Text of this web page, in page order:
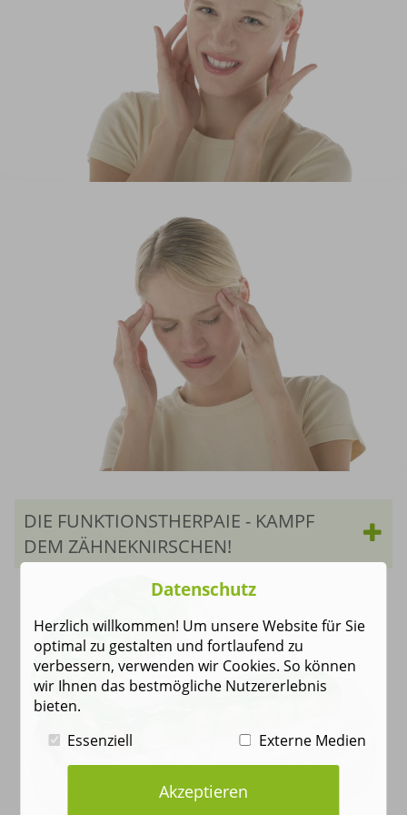
DIE FUNKTIONSTHERPAIE - KAMPF
DEM ZÄHNEKNIRSCHEN!
Datenschutz
Herzlich willkommen! Um unsere Website für Sie
optimal zu gestalten und fortlaufend zu
verbessern, verwenden wir Cookies. So können
wir Ihnen das bestmögliche Nutzererlebnis
bieten.
Essenziell
Externe Medien
Akzeptieren